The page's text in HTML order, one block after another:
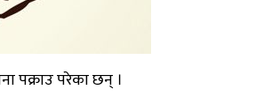
पक्राउ परेका छन् ।